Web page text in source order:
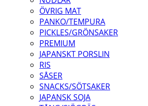
ÖVRIG MAT
PANKO/TEMPURA
PICKLES/GRÖNSAKER
PREMIUM
JAPANSKT PORSLIN
RIS
SÅSER
SNACKS/SÖTSAKER
JAPANSK SOJA